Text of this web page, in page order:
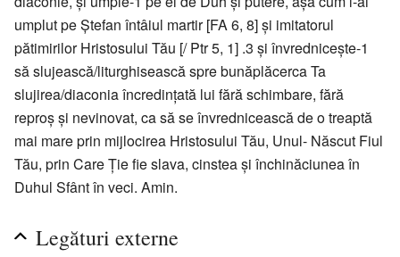
umplut pe Ştefan întâiul martir [FA 6, 8] şi imitatorul
pătimirilor Hristosului Tău [/ Ptr 5, 1] .3 şi învredniceşte-1
să slujească/liturghisească spre bunăplăcerca Ta
slujirea/diaconia încredinţată lui fără schimbare, fără
reproş şi nevinovat, ca să se învrednicească de o treaptă
mai mare prin mijlocirea Hristosului Tău, Unul- Născut Fiul
Tău, prin Care Ţie fie slava, cinstea şi închinăciunea în
Duhul Sfânt în veci. Amin.
Legături externe